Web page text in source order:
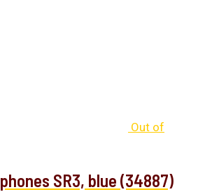
Out of
SR3, blue (34887)